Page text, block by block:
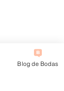
Blog de Bodas